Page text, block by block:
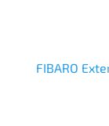
FIBARO